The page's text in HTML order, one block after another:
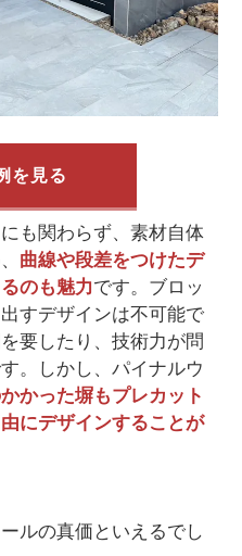
を見る
も関わらず、素材自体
曲線や段差をつけたデ
のも魅力です。ブロッ
すデザインは不可能で
要したり、技術力が問
。しかし、パイナルウ
かった塀もプレカット
にデザインすることが
ルの真価といえるでし